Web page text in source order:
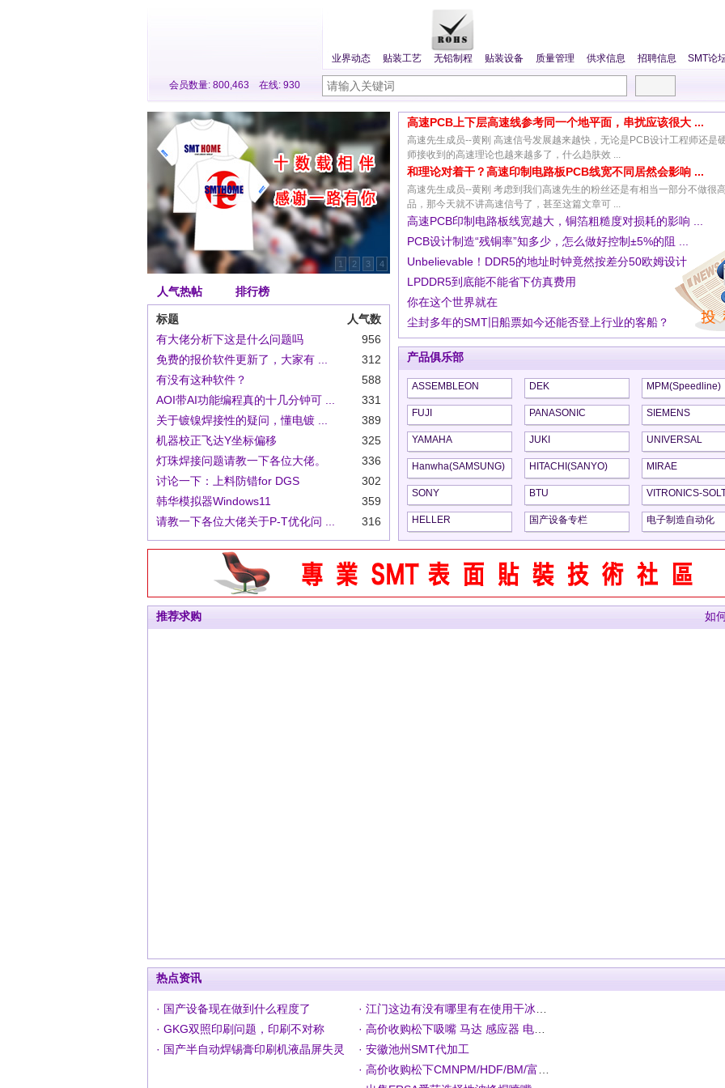
业界动态 贴装工艺 无铅制程 贴装设备 质量管理 供求信息 招聘信息 SMT论
会员数量: 800,463 在线: 930
1 2 3 4
人气热帖 排行榜
标题
人气数
有大佬分析下这是什么问题吗
956
免费的报价软件更新了，大家有 ...
312
有没有这种软件？
588
AOI带AI功能编程真的十几分钟可 ...
331
关于镀镍焊接性的疑问，懂电镀 ...
389
机器校正飞达Y坐标偏移
325
灯珠焊接问题请教一下各位大佬。
336
讨论一下：上料防错for DGS
302
韩华模拟器Windows11
359
请教一下各位大佬关于P-T优化问 ...
316
高速PCB上下层高速线参考同一个地平面，串扰应该很大 ...
高速先生成员--黄刚 高速信号发展越来越快，无论是PCB设计工程师还是
师接收到的高速理论也越来越多了，什么趋肤效 ...
和理论对着干？高速印制电路板PCB线宽不同居然会影响 ...
高速先生成员--黄刚 考虑到我们高速先生的粉丝还是有相当一部分不做很
品，那今天就不讲高速信号了，甚至这篇文章可 ...
高速PCB印制电路板线宽越大，铜箔粗糙度对损耗的影响 ...
PCB设计制造“残铜率”知多少，怎么做好控制±5%的阻 ...
Unbelievable！DDR5的地址时钟竟然按差分50欧姆设计
LPDDR5到底能不能省下仿真费用
你在这个世界就在
尘封多年的SMT旧船票如今还能否登上行业的客船？
产品俱乐部
ASSEMBLEON DEK MPM(Speedline)
FUJI PANASONIC SIEMENS
YAMAHA JUKI UNIVERSAL
Hanwha(SAMSUNG) HITACHI(SANYO) MIRAE
SONY BTU VITRONICS-
HELLER 国产设备专栏 电子制造自动化
推荐求购 如
热点资讯
· 国产设备现在做到什么程度了
· GKG双照印刷问题，印刷不对称
· 国产半自动焊锡膏印刷机液晶屏失灵
· 安徽池州SMT代加工